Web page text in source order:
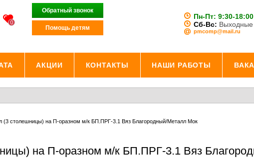
0
Обратный звонок
Помощь детям
Пн-Пт: 9:30-18:00
Сб-Вс: Выходные
pmcomp@mail.ru
АКЦИИ КОНТАКТЫ НАШИ РАБОТЫ
(3 столешницы) на П-оразном м/к БП.ПРГ-3.1 Вяз Благородный/Металл Мок
на П-оразном м/к БП.ПРГ-3.1 Вяз